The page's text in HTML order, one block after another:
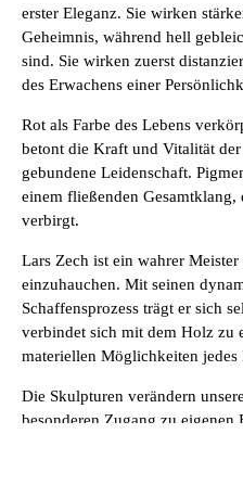
erster Eleganz. Sie wirken
Geheimnis, während hell
sind. Sie wirken zuerst
des Erwachens einer
Rot als Farbe des Lebens
betont die Kraft und Vitalität
gebundene Leidenschaft.
einem fließenden
verbirgt.
Lars Zech ist ein wahrer
einzuhauchen. Mit seinen
Schaffensprozess trägt er sich
verbindet sich mit dem Holz zu
materiellen Möglichkeiten jedes
Die Skulpturen verändern
besonderen Zugang zu eigenen